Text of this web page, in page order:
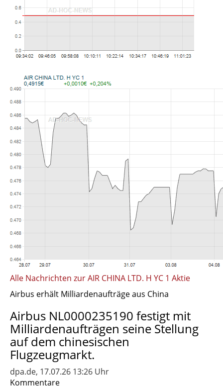
Alle Nachrichten zur AIR CHINA LTD. H YC 1 Aktie
Airbus erhält Milliardenaufträge aus China
Airbus NL0000235190 festigt mit
Milliardenaufträgen seine Stellung
auf dem chinesischen
Flugzeugmarkt.
dpa.de, 17.07.26 13:26 Uhr
Kommentare